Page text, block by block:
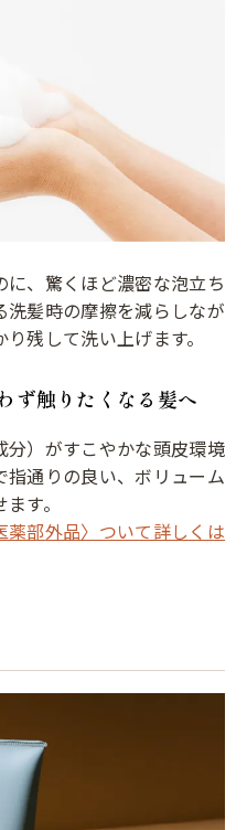
、驚くほど濃密な泡立ち
髪時の摩擦を減らしなが
残して洗い上げます。
ず触りたくなる髪へ
）がすこやかな頭皮環境
通りの良い、ボリューム
す。
部外品〉ついて詳しくは